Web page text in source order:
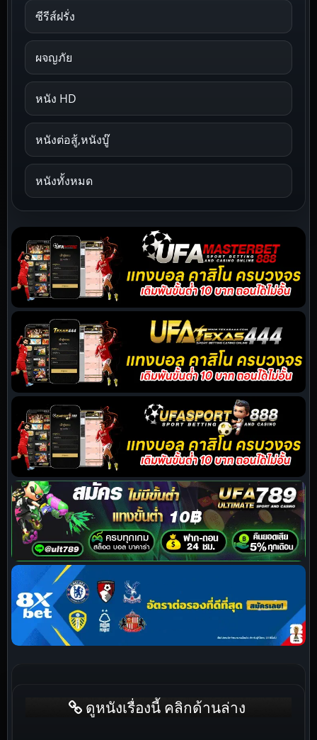
ซีรีส์ฝรั่ง
ผจญภัย
หนัง HD
หนังต่อสู้,หนังบู๊
หนังทั้งหมด
ดูหนังเรื่องนี้ คลิกด้านล่าง